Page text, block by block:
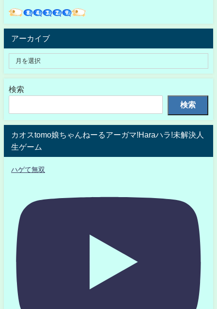
アーカイブ
検索
検索
カオスtomo娘ちゃんねーるアーガマ!Haraハラ!未解決人
生ゲーム
ハゲて無双